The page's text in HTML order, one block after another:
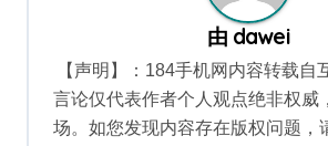
由 dawei
【声明】：184手机网内容转载自
言论仅代表作者个人观点绝非权威
场。如您发现内容存在版权问题，